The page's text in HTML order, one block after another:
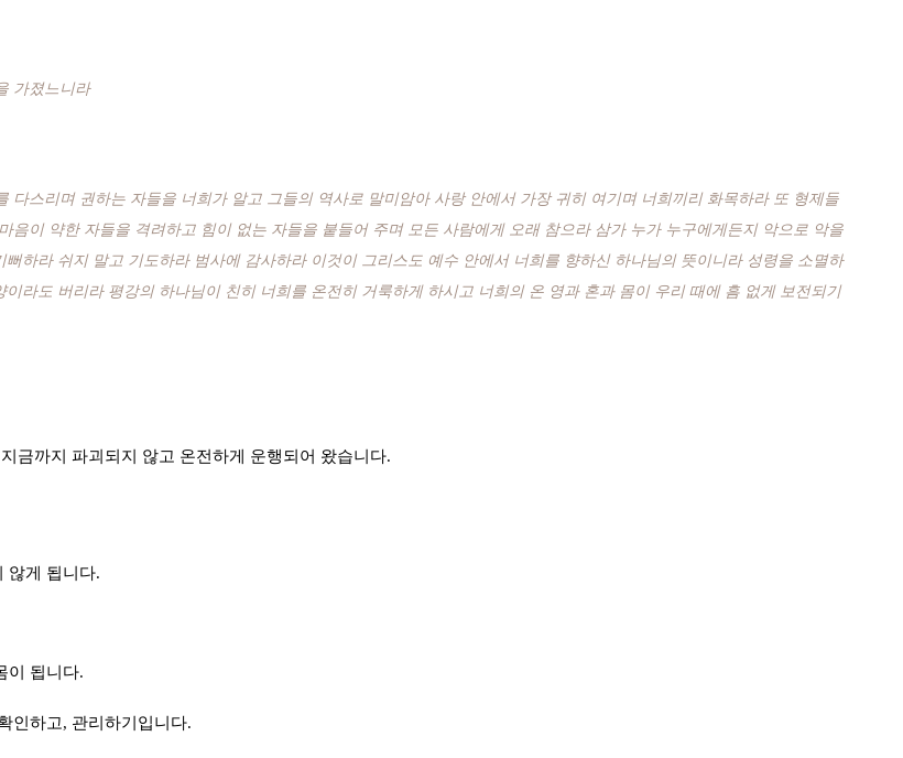
가졌느니라
스리며 권하는 자들을 너희가 알고 그들의 역사로 말미암아 사랑 안에서 가장 귀히 여기며 너희끼리 화목하라 또 형제들
이 약한 자들을 격려하고 힘이 없는 자들을 붙들어 주며 모든 사람에게 오래 참으라 삼가 누가 누구에게든지 악으로 악을
하라 쉬지 말고 기도하라 범사에 감사하라 이것이 그리스도 예수 안에서 너희를 향하신 하나님의 뜻이니라 성령을 소멸하
라도 버리라 평강의 하나님이 친히 너희를 온전히 거룩하게 하시고 너희의 온 영과 혼과 몸이 우리 때에 흠 없게 보전되기
금까지 파괴되지 않고 온전하게 운행되어 왔습니다.
않게 됩니다.
이 됩니다.
인하고, 관리하기입니다.